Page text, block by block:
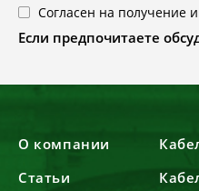
Согласен на получение
Если предпочитаете
О компании
Статьи